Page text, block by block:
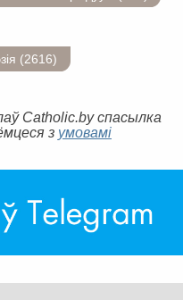
(2616)
Catholic.by спасылка
з умовамі